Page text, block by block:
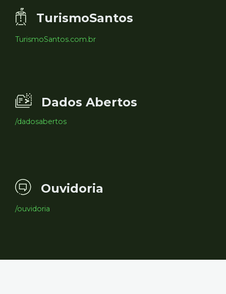
TurismoSantos
TurismoSantos.com.br
Dados Abertos
/dadosabertos
Ouvidoria
/ouvidoria